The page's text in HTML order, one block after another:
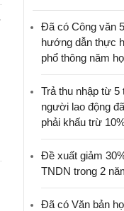
Đã có Công văn
hướng dẫn thực
phổ thông năm
Trả thu nhập từ 5
người lao động
phải khấu trừ
Đề xuất giảm
TNDN trong 2
Đã có Văn bản